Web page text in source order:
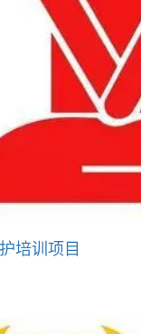
培训项目